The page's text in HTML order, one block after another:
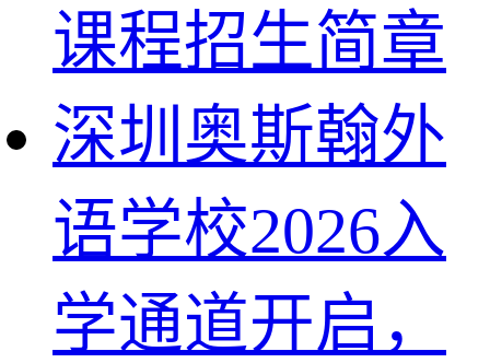
课程招生简章
深圳奥斯翰外
语学校2026入
学通道开启，